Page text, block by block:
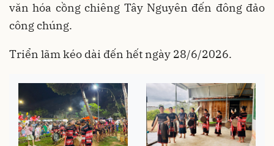
văn hóa cồng chiêng Tây Nguyên đến đông đảo
công chúng.
Triển lãm kéo dài đến hết ngày 28/6/2026.